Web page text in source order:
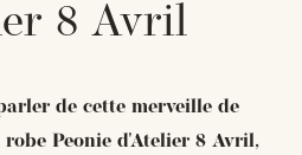
8 Avril
de cette merveille de
Peonie d'Atelier 8 Avril,